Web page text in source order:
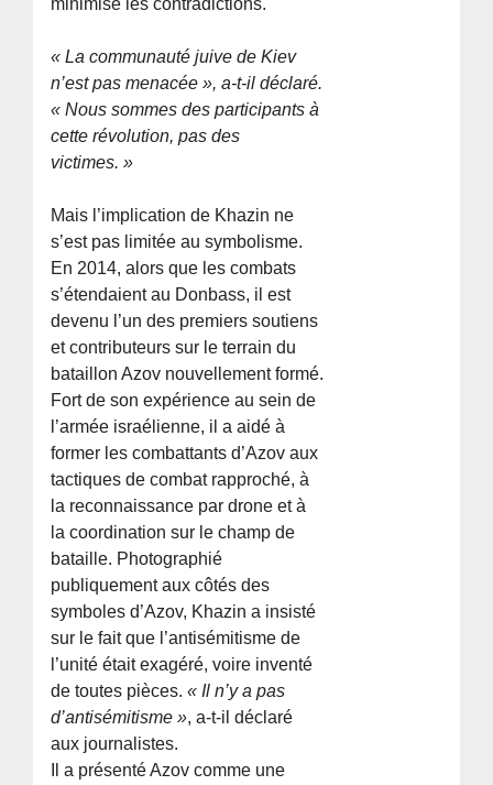
minimisé les contradictions.
« La communauté juive de Kiev
n’est pas menacée », a-t-il déclaré.
« Nous sommes des participants à
cette révolution, pas des
victimes. »
Mais l’implication de Khazin ne
s’est pas limitée au symbolisme.
En 2014, alors que les combats
s’étendaient au Donbass, il est
devenu l’un des premiers soutiens
et contributeurs sur le terrain du
bataillon Azov nouvellement formé.
Fort de son expérience au sein de
l’armée israélienne, il a aidé à
former les combattants d’Azov aux
tactiques de combat rapproché, à
la reconnaissance par drone et à
la coordination sur le champ de
bataille. Photographié
publiquement aux côtés des
symboles d’Azov, Khazin a insisté
sur le fait que l’antisémitisme de
l’unité était exagéré, voire inventé
de toutes pièces.« Il n’y a pas
d’antisémitisme », a-t-il déclaré
aux journalistes.
Il a présenté Azov comme une